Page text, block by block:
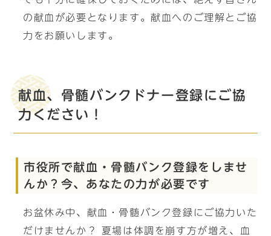
の献血が必要となります。献血へのご理解とご協
力をお願いします。
献血、骨髄バンクドナー登録にご協
力ください！
市役所で献血・骨髄バンク登録をしませ
んか？今、あなたの力が必要です
お盆休み中、献血・骨髄バンク登録にご協力いた
だけませんか？ 夏場は体調を崩す方が増え、血